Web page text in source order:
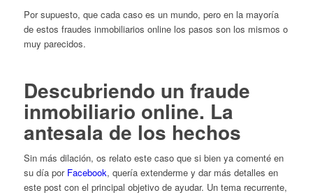
Por supuesto, que cada caso es un mundo, pero en la mayoría
de estos fraudes inmobiliarios online los pasos son los mismos o
muy parecidos.
Descubriendo un fraude
inmobiliario online. La
antesala de los hechos
Sin más dilación, os relato este caso que si bien ya comenté en
su día por Facebook, quería extenderme y dar más detalles en
este post con el principal objetivo de ayudar. Un tema recurrente,